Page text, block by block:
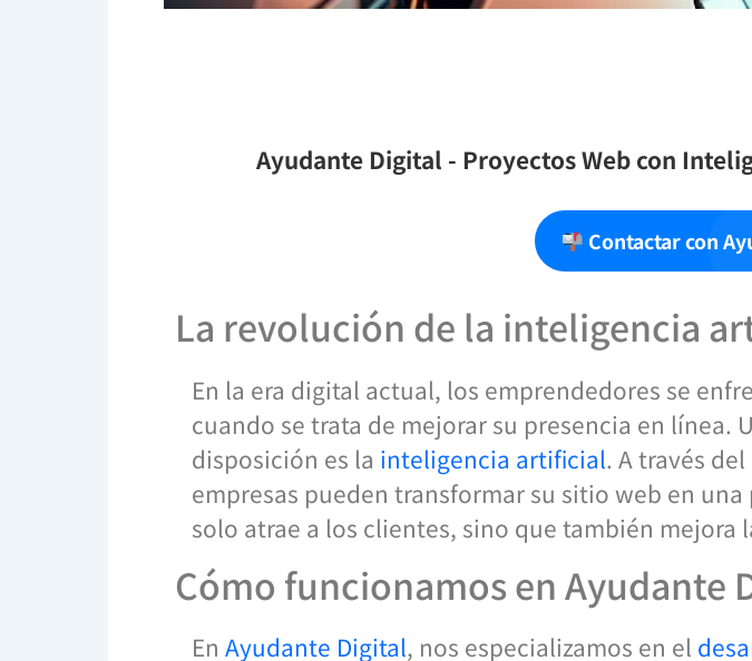
Ayudante Digital - Proyectos Web con
Contactar con
La revolución de la inteligencia
En la era digital actual, los emprendedores se
cuando se trata de mejorar su presencia en línea.
disposición es la inteligencia artificial. A través del
empresas pueden transformar su sitio web en
solo atrae a los clientes, sino que también mejora
Cómo funcionamos en Ayudante
En Ayudante Digital, nos especializamos en el